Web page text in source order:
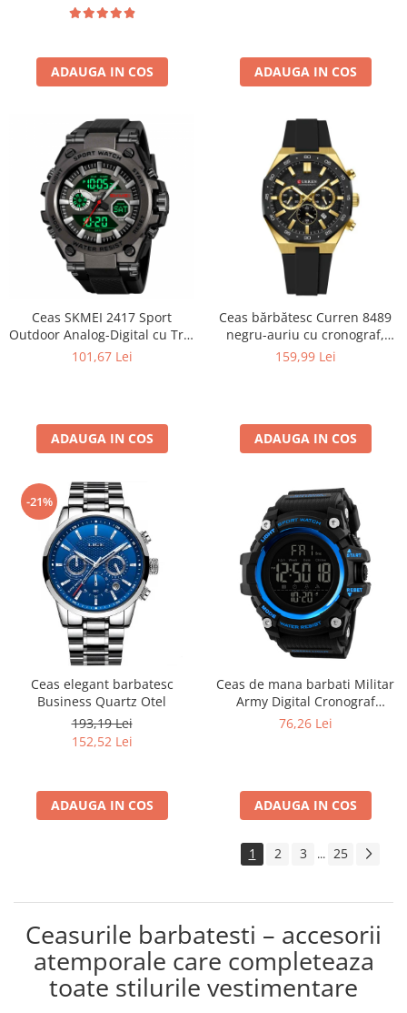
ADAUGA IN COS ADAUGA IN COS
Ceas SKMEI 2417 Sport
Outdoor Analog-Digital cu Trei
Fusuri Orare, Cronograf,
101,67 Lei
ADAUGA IN COS
Ceas bărbătesc Curren 8489
negru-auriu cu cronograf,
curea din silicon și afișare
159,99 Lei
ADAUGA IN COS
-21%
Ceas elegant barbatesc
Business Quartz Otel
193,19 Lei
152,52 Lei
ADAUGA IN COS
Ceas de mana barbati Militar
Army Digital Cronograf
Rezistent la apa si socuri
76,26 Lei
ADAUGA IN COS
1 2 3 ... 25
Ceasurile barbatesti – accesorii
atemporale care completeaza
toate stilurile vestimentare